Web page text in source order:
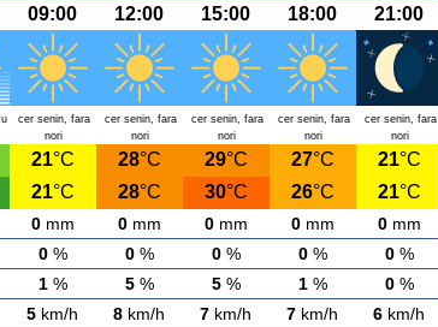
09:00 12:00 15:00 18:00 21:00
cer senin, fara
nori
cer senin, fara
nori
cer senin, fara
nori
cer senin, fara
nori
cer senin, fara
nori
21°C 28°C 29°C 27°C 21°C
21°C 28°C 30°C 26°C 21°C
0mm 0mm 0mm 0mm 0mm
0% 0% 0% 0% 0%
1% 5% 5% 1% 0%
5 km/h 8 km/h 7 km/h 7 km/h 6 km/h